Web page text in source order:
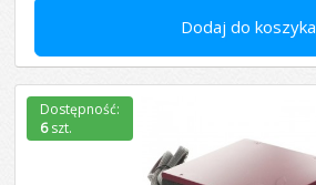
Dodaj do koszyka
Dostępność:
6szt.